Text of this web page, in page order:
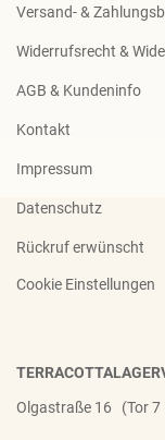
Versand- &
Widerrufsrecht &
AGB & Kundeninfo
Kontakt
Impressum
Datenschutz
Rückruf erwünscht
Cookie Einstellungen
Olgastraße 16 (Tor 7